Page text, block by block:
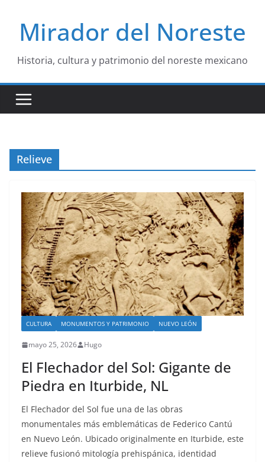
contenido
Mirador del Noreste
Historia, cultura y patrimonio del noreste mexicano
Relieve
CULTURA MONUMENTOS Y PATRIMONIO NUEVO LEÓN
mayo 25, 2026 Hugo
El Flechador del Sol: Gigante de
Piedra en Iturbide, NL
El Flechador del Sol fue una de las obras
monumentales más emblemáticas de Federico Cantú
en Nuevo León. Ubicado originalmente en Iturbide, este
relieve fusionó mitología prehispánica, identidad